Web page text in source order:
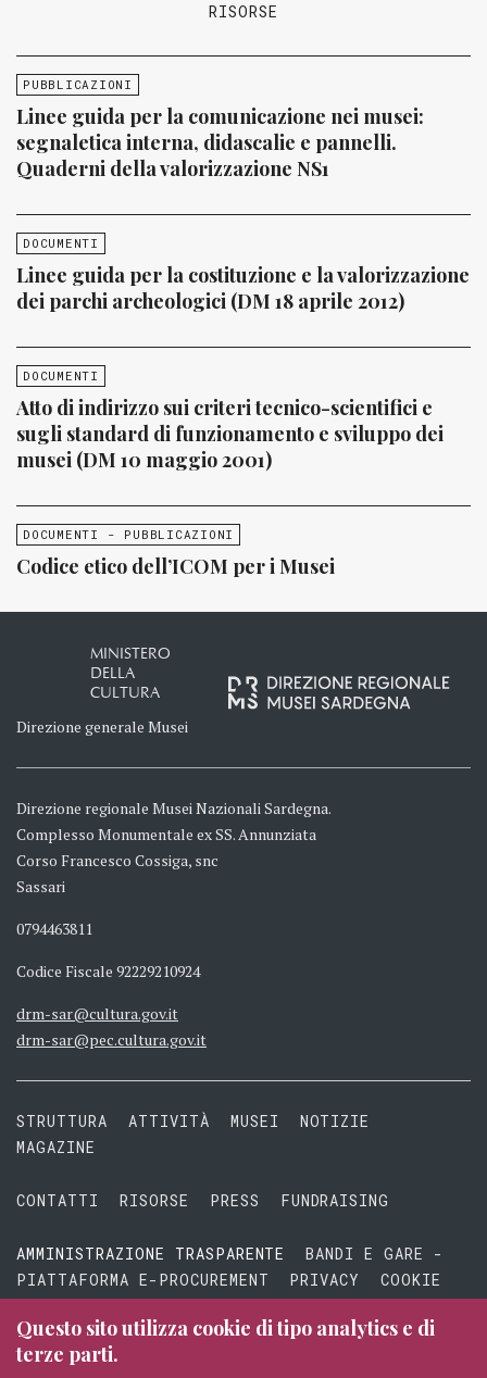
RISORSE
PUBBLICAZIONI
Linee guida per la comunicazione nei musei:
segnaletica interna, didascalie e pannelli.
Quaderni della valorizzazione NS1
DOCUMENTI
Linee guida per la costituzione e la valorizzazione
dei parchi archeologici (DM 18 aprile 2012)
DOCUMENTI
Atto di indirizzo sui criteri tecnico-scientifici e
sugli standard di funzionamento e sviluppo dei
musei (DM 10 maggio 2001)
DOCUMENTI - PUBBLICAZIONI
Codice etico dell’ICOM per i Musei
MINISTERO
DELLA
CULTURA
Direzione generale Musei
Direzione regionale Musei Nazionali Sardegna.
Complesso Monumentale ex SS. Annunziata
Corso Francesco Cossiga, snc
Sassari
0794463811
Codice Fiscale 92229210924
drm-sar@cultura.gov.it
drm-sar@pec.cultura.gov.it
STRUTTURA ATTIVITÀ MUSEI
NOTIZIE
MAGAZINE
CONTATTI RISORSE PRESS FUNDRAISING
AMMINISTRAZIONE TRASPARENTE
BANDI E GARE -
PIATTAFORMA E-PROCUREMENT
PRIVACY
COOKIE
TERMINI E CONDIZIONI
Questo sito utilizza cookie di tipo analytics e di
terze parti.